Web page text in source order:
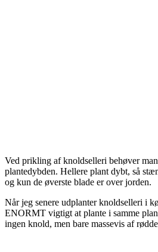
Ved prikling af knoldselleri behøver
plantedybden. Hellere plant dybt, så
og kun de øverste blade er over jorden.
Når jeg senere udplanter knoldselleri i
ENORMT vigtigt at plante i samme
ingen knold, men bare massevis af